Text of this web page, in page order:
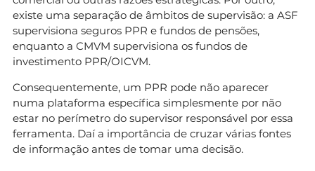
existe uma separação de âmbitos de supervisão: a ASF
supervisiona seguros PPR e fundos de pensões,
enquanto a CMVM supervisiona os fundos de
investimento PPR/OICVM.
Consequentemente, um PPR pode não aparecer
numa plataforma específica simplesmente por não
estar no perímetro do supervisor responsável por essa
ferramenta. Daí a importância de cruzar várias fontes
de informação antes de tomar uma decisão.